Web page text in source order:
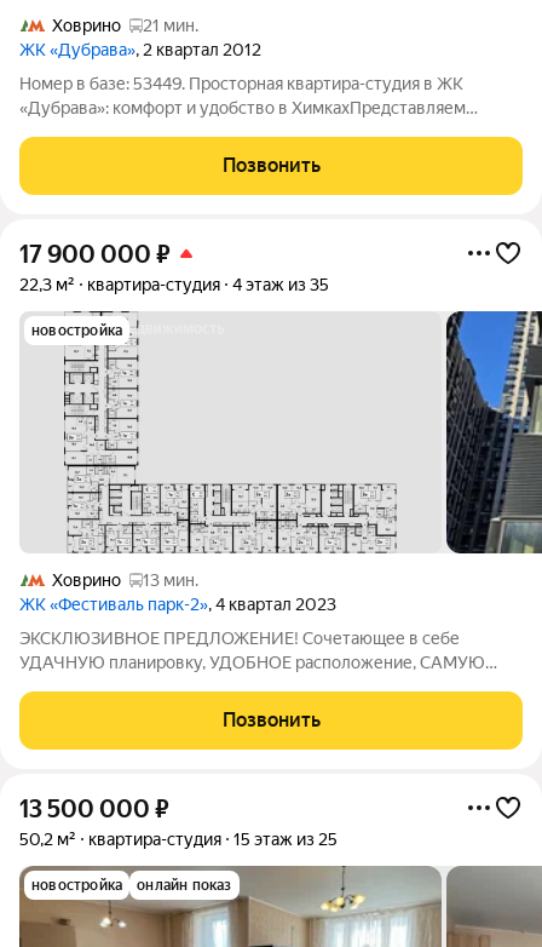
Ховрино
21 мин.
ЖК «Дубрава», 2 квартал 2012
Номер в базе: 53449. Просторная квартира-студия в ЖК
«Дубрава»: комфорт и удобство в ХимкахПредставляем
комплексе «Дубрава» по адресу: Химки, ул. Опанасенко, 14Ак5.
Это идеальный вариант для
Позвонить
17 900 000 ₽
22,3 м² квартира-студия 4 этаж из 35
новостройка
Ховрино
13 мин.
ЖК «Фестиваль парк-2», 4 квартал 2023
ЭКСКЛЮЗИВНОЕ ПРЕДЛОЖЕНИЕ! Сочетающее в себе
УДАЧНУЮ планировку, УДОБНОЕ расположение, САМУЮ
ЖК Бизнес класса «ФЕСТИВАЛЬ ПАРК 2» в Корпусе 4 (А),
площадью 22,3 кв.м., квартира расположена на 4 этаже,
Позвонить
13 500 000 ₽
50,2 м² квартира-студия 15 этаж из 25
новостройка онлайн показ